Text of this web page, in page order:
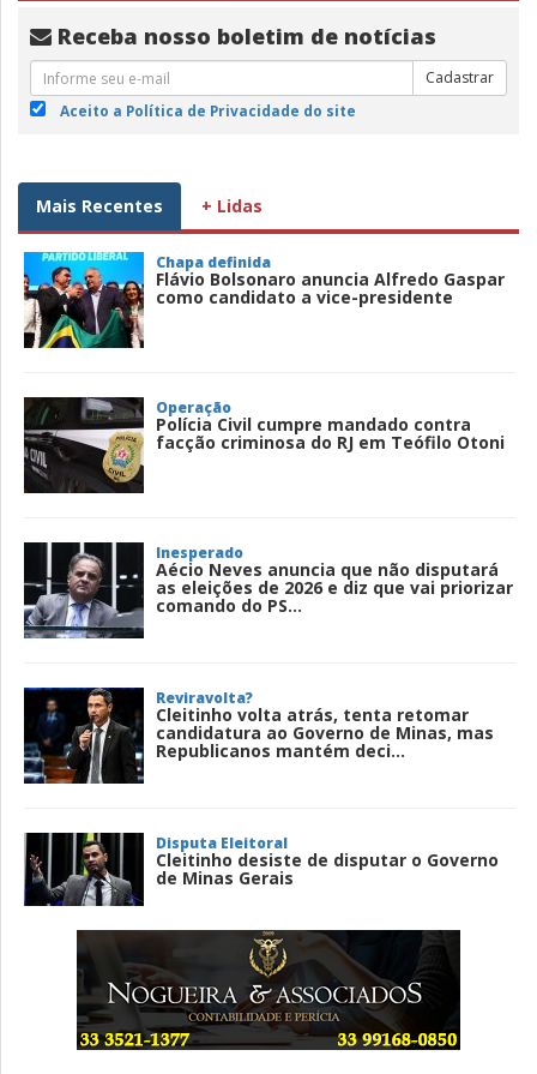
Receba nosso boletim de notícias
Cadastrar
Aceito a Política de Privacidade do site
Mais Recentes + Lidas
Chapa definida
Flávio Bolsonaro anuncia Alfredo Gaspar
como candidato a vice-presidente
Operação
Polícia Civil cumpre mandado contra
facção criminosa do RJ em Teófilo Otoni
Inesperado
Aécio Neves anuncia que não disputará
as eleições de 2026 e diz que vai priorizar
comando do PS...
Reviravolta?
Cleitinho volta atrás, tenta retomar
candidatura ao Governo de Minas, mas
Republicanos mantém deci...
Disputa Eleitoral
Cleitinho desiste de disputar o Governo
de Minas Gerais
Entenda
Pix Pensão Alimentícia: entenda o que é
e como solicitar